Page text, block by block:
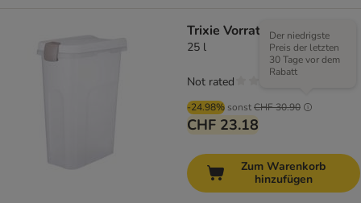
Trixie Vorratstonne
25 l
-24.98% sonstCHF 30.90
Der niedrigste
Preis der letzten
30 Tage vor dem
Rabatt
CHF 23.18
Not rated
Zum Warenkorb
hinzufügen